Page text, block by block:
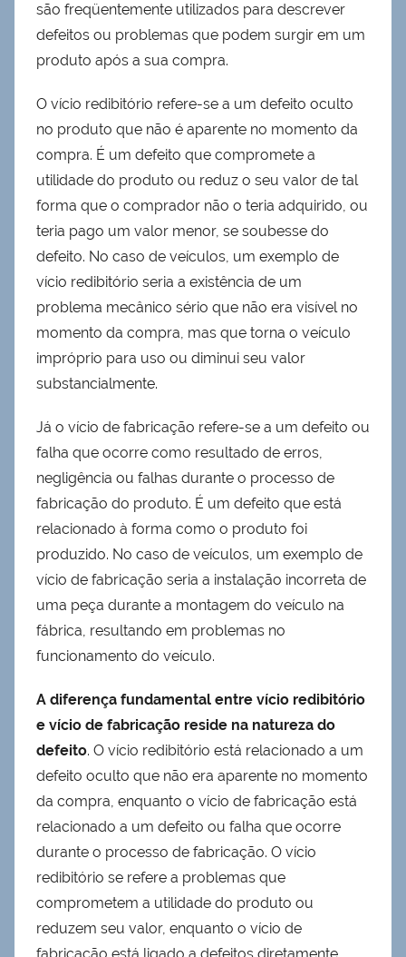
são freqüentemente utilizados para descrever
defeitos ou problemas que podem surgir em um
produto após a sua compra.
O vício redibitório refere-se a um defeito oculto
no produto que não é aparente no momento da
compra. É um defeito que compromete a
utilidade do produto ou reduz o seu valor de tal
forma que o comprador não o teria adquirido, ou
teria pago um valor menor, se soubesse do
defeito. No caso de veículos, um exemplo de
vício redibitório seria a existência de um
problema mecânico sério que não era visível no
momento da compra, mas que torna o veículo
impróprio para uso ou diminui seu valor
substancialmente.
Já o vício de fabricação refere-se a um defeito ou
falha que ocorre como resultado de erros,
negligência ou falhas durante o processo de
fabricação do produto. É um defeito que está
relacionado à forma como o produto foi
produzido. No caso de veículos, um exemplo de
vício de fabricação seria a instalação incorreta de
uma peça durante a montagem do veículo na
fábrica, resultando em problemas no
funcionamento do veículo.
A diferença fundamental entre vício redibitório
e vício de fabricação reside na natureza do
defeito. O vício redibitório está relacionado a um
defeito oculto que não era aparente no momento
da compra, enquanto o vício de fabricação está
relacionado a um defeito ou falha que ocorre
durante o processo de fabricação. O vício
redibitório se refere a problemas que
comprometem a utilidade do produto ou
reduzem seu valor, enquanto o vício de